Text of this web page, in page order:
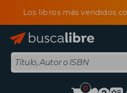
Los libros más vendidos
0